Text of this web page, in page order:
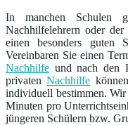
In manchen Schulen
Nachhilfelehrern oder der
einen besonders guten
Vereinbaren Sie einen
Nachhilfe und nach den
privatenNachhilfe
individuell bestimmen.
Minuten pro
jüngeren Schülern bzw.